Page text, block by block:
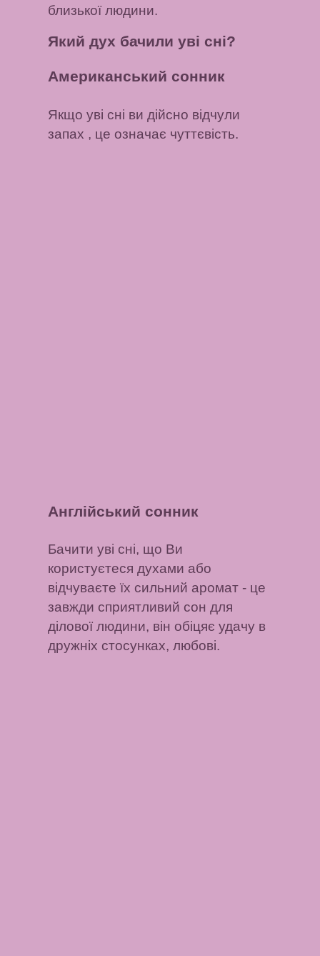
близької людини.
Який дух бачили уві сні?
Американський сонник
Якщо уві сні ви дійсно відчули
запах , це означає чуттєвість.
Англійський сонник
Бачити уві сні, що Ви
користуєтеся духами або
відчуваєте їх сильний аромат - це
завжди сприятливий сон для
ділової людини, він обіцяє удачу в
дружніх стосунках, любові.